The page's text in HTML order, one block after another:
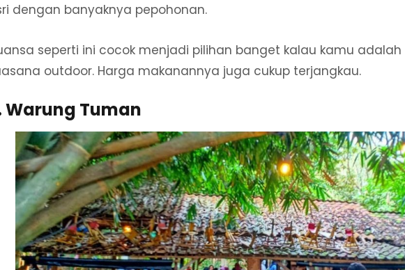
dengan banyaknya pepohonan.
seperti ini cocok menjadi pilihan banget kalau kamu adalah
outdoor. Harga makanannya juga cukup terjangkau.
Warung Tuman